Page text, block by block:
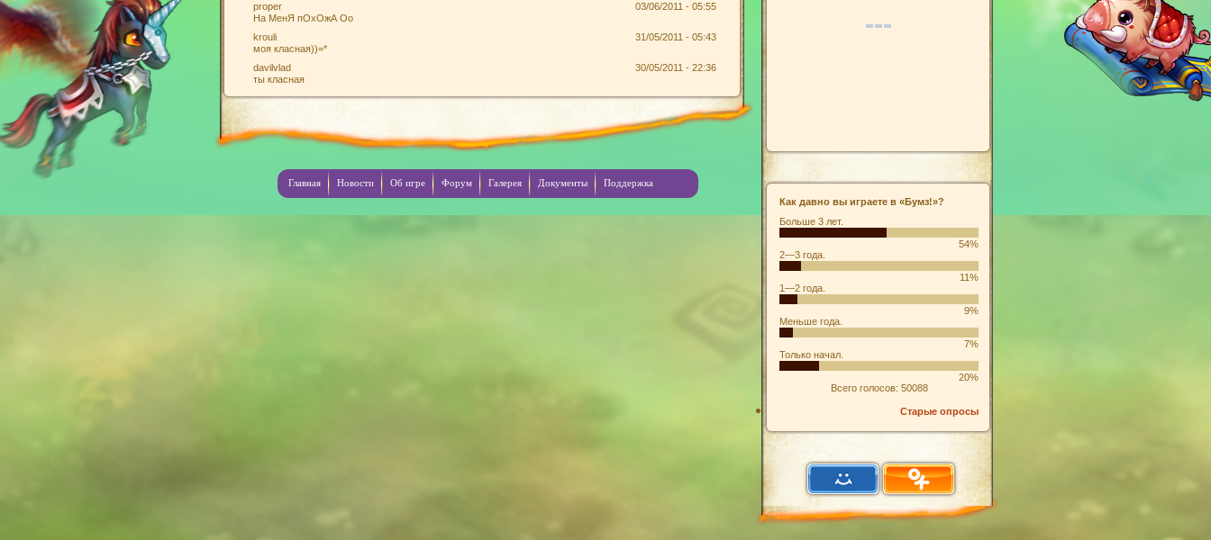
proper
03/06/2011 - 05:55
На МенЯ пОхОжА Оо
krouli
31/05/2011 - 05:43
моя класная))=*
davilvlad
30/05/2011 - 22:36
ты класная
Главная Новости Об игре Форум Галерея Документы
Поддержка
Как давно вы играете в «Бумз!»?
Больше 3 лет.
54%
2—3 года.
11%
1—2 года.
9%
Меньше года.
7%
Только начал.
20%
Всего голосов: 50088
Старые опросы